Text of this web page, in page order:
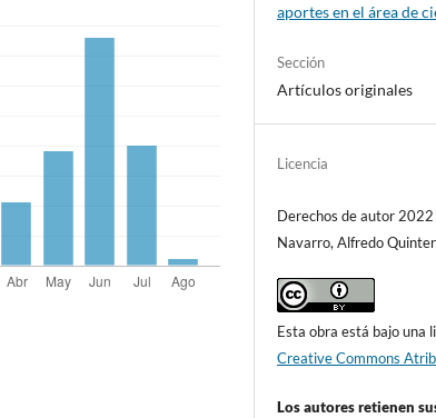
aportes en el área de
Sección
Artículos originales
Licencia
Derechos de autor
Navarro, Alfredo
Esta obra está bajo una
Creative Commons
Los autores retienen